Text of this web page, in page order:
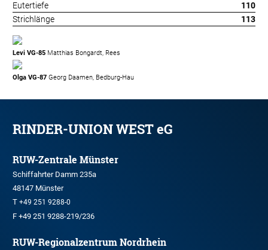
Eutertiefe
110
Strichlänge
113
Levi VG-85 Matthias Bongardt, Rees
Olga VG-87 Georg Daamen, Bedburg-Hau
RINDER-UNION WEST eG
RUW-Zentrale Münster
Schiffahrter Damm 235a
48147 Münster
T +49 251 9288-0
F +49 251 9288-219/236
RUW-Regionalzentrum Nordrhein